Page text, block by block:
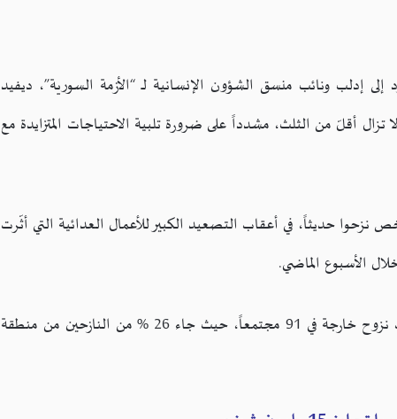
إدلب ونائب منسق الشؤون الإنسانية لـ “الأزمة السورية”، ديفيد
كاردين، إن خطة الاستجابة الإنسانية لسوريا للعام 2023 لا تزال أقلّ من الثلث، مشدداً على ضرورة تلبية الاحتياجات المتزايدة مع
زيارته لإدلب، أفاد كاردين أن 68 ألف شخص نزحوا حديثاً، في أعقاب التصعيد الكبير للأعمال العدائية التي أثّرت
وأضاف أن مجموعة تنسيق وإدارة المخيمات سجّلت حركات نزوح خارجة في 91 مجتمعاً، حيث جاء 26 % من النازحين من منطقة